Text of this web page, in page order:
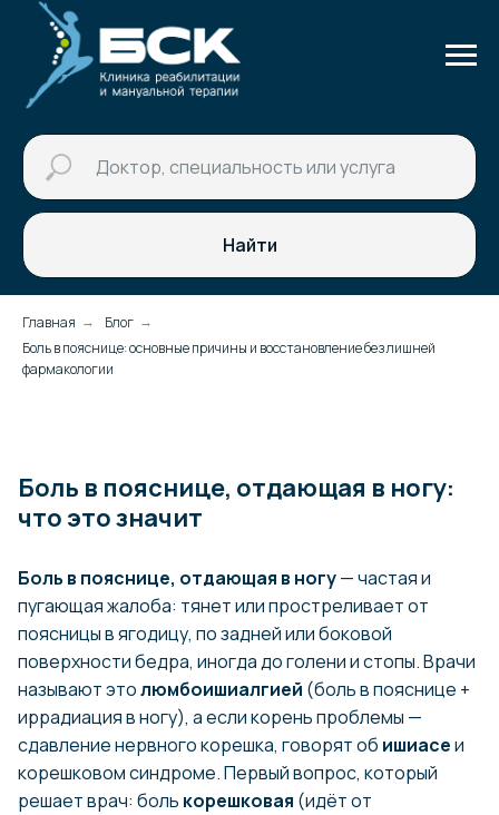
Найти
Главная → Блог →
Боль в пояснице: основные причины и восстановление без лишней
фармакологии
Боль в пояснице, отдающая в ногу:
что это значит
Боль в пояснице, отдающая в ногу— частая и
пугающая жалоба: тянет или простреливает от
поясницы в ягодицу, по задней или боковой
поверхности бедра, иногда до голени и стопы. Врачи
называют этолюмбоишиалгией (боль в пояснице +
иррадиация в ногу), а если корень проблемы —
сдавление нервного корешка, говорят об ишиасеи
корешковом синдроме. Первый вопрос, который
решает врач: боль корешковая (идёт от